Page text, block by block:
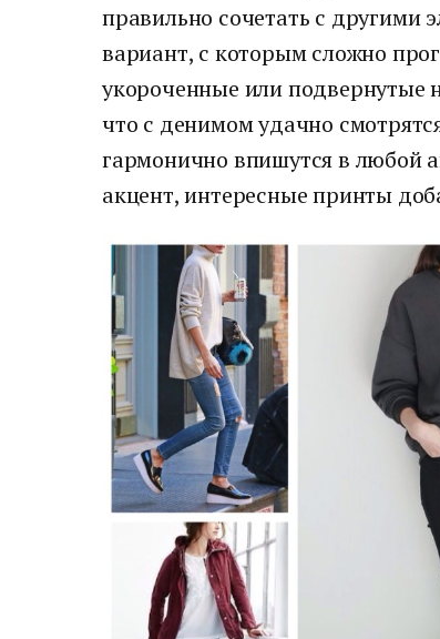
правильно сочетать с
вариант, с которым сложно
укороченные или подвернутые
что с денимом удачно
гармонично впишутся в любой
акцент, интересные принты